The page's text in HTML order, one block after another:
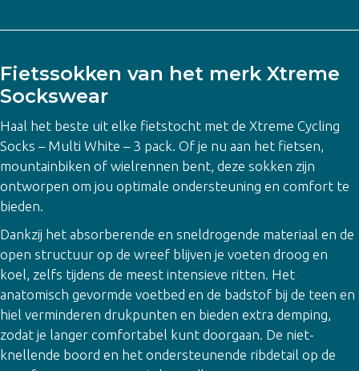
3
aantal
Fietssokken van het merk Xtreme
Sockswear
Haal het beste uit elke fietstocht met de Xtreme Cycling
Socks – Multi White – 3 pack. Of je nu aan het fietsen,
mountainbiken of wielrennen bent, deze sokken zijn
ontworpen om jou optimale ondersteuning en comfort te
bieden.
Dankzij het absorberende en sneldrogende materiaal en de
open structuur op de wreef blijven je voeten droog en
koel, zelfs tijdens de meest intensieve ritten. Het
anatomisch gevormde voetbed en de badstof bij de teen en
hiel verminderen drukpunten en bieden extra demping,
zodat je langer comfortabel kunt doorgaan. De niet-
knellende boord en het ondersteunende ribdetail op de